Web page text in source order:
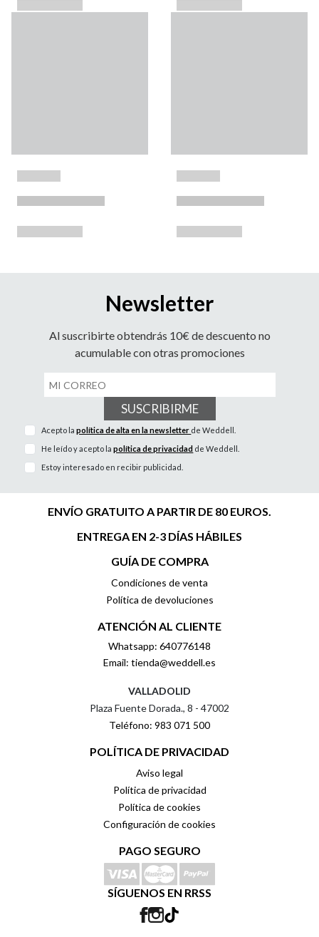
Newsletter
Al suscribirte obtendrás 10€ de descuento no
acumulable con otras promociones
SUSCRIBIRME
Acepto lapolítica de alta en la newsletter de Weddell.
He leído y acepto lapolítica de privacidad de Weddell.
Estoy interesado en recibir publicidad.
ENVÍO GRATUITO A PARTIR DE 80 EUROS.
ENTREGA EN 2-3 DÍAS HÁBILES
GUÍA DE COMPRA
Condiciones de venta
Política de devoluciones
ATENCIÓN AL CLIENTE
Whatsapp: 640776148
Email: tienda@weddell.es
VALLADOLID
Plaza Fuente Dorada., 8 - 47002
Teléfono: 983 071 500
POLÍTICA DE PRIVACIDAD
Aviso legal
Política de privacidad
Política de cookies
Configuración de cookies
PAGO SEGURO
SÍGUENOS EN RRSS